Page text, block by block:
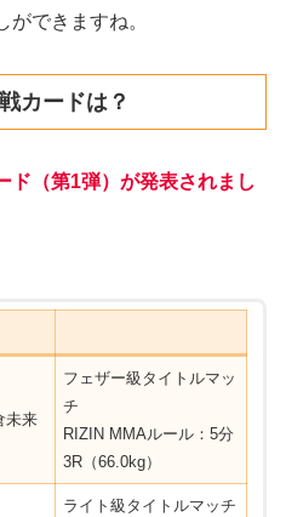
できますね。
カードは？
ド（第1弾）が発表されまし
未来
フェザー級タイトルマッ
チ
RIZIN MMAルール：5分
3R（66.0kg）
ライト級タイトルマッチ